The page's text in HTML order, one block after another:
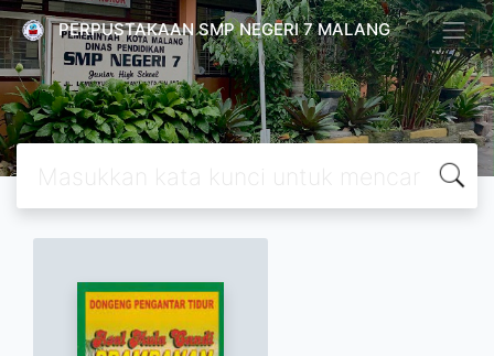
PERPUSTAKAAN SMP NEGERI 7 MALANG